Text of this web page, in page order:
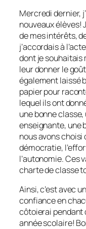
Mercredi dernier,
nouveaux élèves!
de mes intérêts,
j’accordais à
dont je souhaitais
leur donner le
également laissé
papier pour
lequel ils ont
une bonne
enseignante, une
nous avons
démocratie,
l’autonomie. Ces
charte de classe
Ainsi, c’est avec
confiance en
côtoierai pendant
année scolaire!